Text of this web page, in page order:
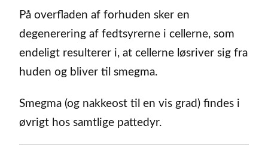
På overfladen af forhuden sker en
degenerering af fedtsyrerne i cellerne, som
endeligt resulterer i, at cellerne løsriver sig fra
huden og bliver til smegma.
Smegma (og nakkeost til en vis grad) findes i
øvrigt hos samtlige pattedyr.